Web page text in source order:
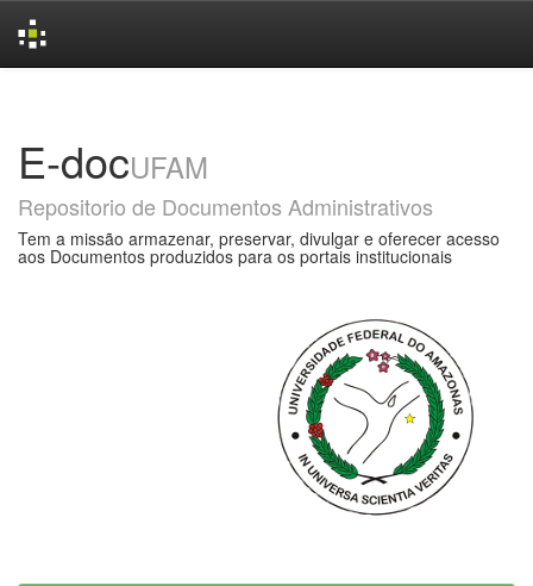
E-docUFAM
Repositorio de Documentos Administrativos
Tem a missão armazenar, preservar, divulgar e oferecer acesso
aos Documentos produzidos para os portais institucionais